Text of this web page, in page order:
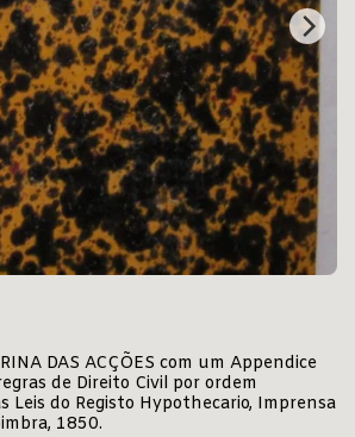
DAS ACÇÕES com um Appendice
de Direito Civil por ordem
Leis do Registo Hypothecario, Imprensa
1850.